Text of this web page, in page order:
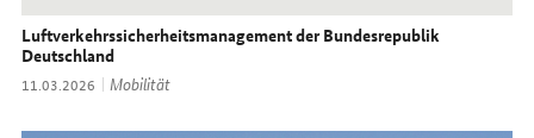
Luftverkehrssicherheitsmanagementder Bundesrepublik
Deutschland
Datum:
11.03.2026 Thema:
Mobilität